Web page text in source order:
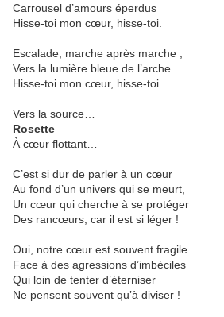
Carrousel d’amours éperdus
Hisse-toi mon cœur, hisse-toi.
Escalade, marche après marche ;
Vers la lumière bleue de l’arche
Hisse-toi mon cœur, hisse-toi
Vers la source…
Rosette
À cœur flottant…
C’est si dur de parler à un cœur
Au fond d’un univers qui se meurt,
Un cœur qui cherche à se protéger
Des rancœurs, car il est si léger !
Oui, notre cœur est souvent fragile
Face à des agressions d’imbéciles
Qui loin de tenter d’éterniser
Ne pensent souvent qu’à diviser !